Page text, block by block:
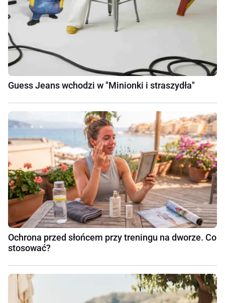
Guess Jeans wchodzi w "Minionki i straszydła"
Ochrona przed słońcem przy treningu na dworze. Co
stosować?